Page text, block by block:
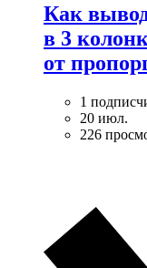
Как
в 3
от
1
20 июл.
226